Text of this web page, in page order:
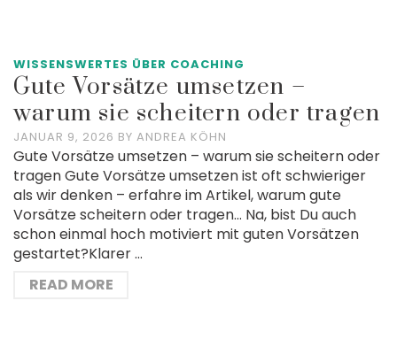
WISSENSWERTES ÜBER COACHING
Gute Vorsätze umsetzen –
warum sie scheitern oder tragen
JANUAR 9, 2026 BY ANDREA KÖHN
Gute Vorsätze umsetzen – warum sie scheitern oder
tragen Gute Vorsätze umsetzen ist oft schwieriger
als wir denken – erfahre im Artikel, warum gute
Vorsätze scheitern oder tragen… Na, bist Du auch
schon einmal hoch motiviert mit guten Vorsätzen
gestartet?Klarer …
READ MORE